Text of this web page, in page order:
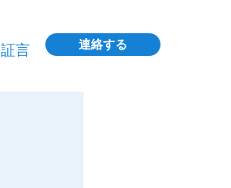
証言 連絡する